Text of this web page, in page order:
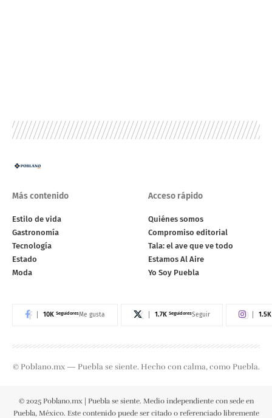
Más contenido
Estilo de vida
Gastronomía
Tecnología
Estado
Moda
Acceso rápido
Quiénes somos
Compromiso editorial
Tala: el ave que ve todo
Estamos Al Aire
Yo Soy Puebla
10K SeguidoresMe gusta 1.7K SeguidoresSeguir 1.5K
© Poblano.mx — Puebla se siente. Hecho con calma, como Puebla.
© 2025 Poblano.mx | Puebla se siente. Medio independiente con sede en
Puebla, México. Este contenido puede ser citado o referenciado libremente